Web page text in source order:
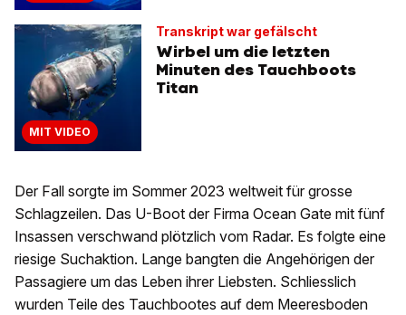
MIT VIDEO
Transkript war gefälscht
Wirbel um die letzten
Minuten des Tauchboots
Titan
Der Fall sorgte im Sommer 2023 weltweit für grosse
Schlagzeilen. Das U-Boot der Firma Ocean Gate mit fünf
Insassen verschwand plötzlich vom Radar. Es folgte eine
riesige Suchaktion. Lange bangten die Angehörigen der
Passagiere um das Leben ihrer Liebsten. Schliesslich
wurden Teile des Tauchbootes auf dem Meeresboden